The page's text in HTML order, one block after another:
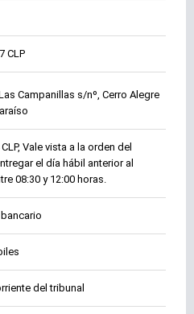
CLP
Campanillas s/nº, Cerro Alegre
Vale vista a la orden del
el día hábil anterior al
08:30 y 12:00 horas.
del tribunal